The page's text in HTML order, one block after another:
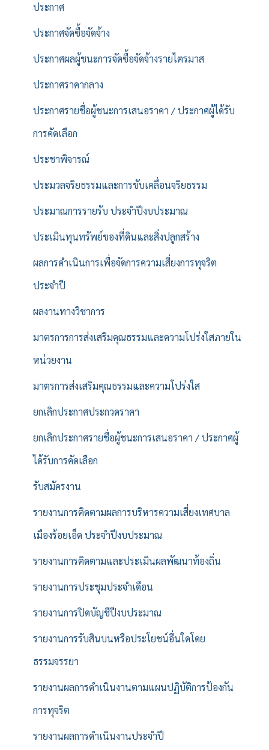
ประกาศ
ประกาศจัดซื้อจัดจ้าง
ประกาศผลผู้ชนะการจัดซื้อจัดจ้างรายไตรมาส
ประกาศราคากลาง
ประกาศรายชื่อผู้ชนะการเสนอราคา / ประกาศผู้ได้รับ
การคัดเลือก
ประชาพิจารณ์
ประมวลจริยธรรมและการขับเคลื่อนจริยธรรม
ประมาณการรายรับ ประจำปีงบประมาณ
ประเมินทุนทรัพย์ของที่ดินและสิ่งปลูกสร้าง
ผลการดำเนินการเพื่อจัดการความเสี่ยงการทุจริต
ประจำปี
ผลงานทางวิชาการ
มาตรการการส่งเสริมคุณธรรมและความโปร่งใสภายใน
หน่วยงาน
มาตรการส่งเสริมคุณธรรมและความโปร่งใส
ยกเลิกประกาศประกวดราคา
ยกเลิกประกาศรายชื่อผู้ชนะการเสนอราคา / ประกาศผู้
ได้รับการคัดเลือก
รับสมัครงาน
รายงานการติดตามผลการบริหารความเสี่ยงเทศบาล
เมืองร้อยเอ็ด ประจำปีงบประมาณ
รายงานการติดตามและประเมินผลพัฒนาท้องถิ่น
รายงานการประชุมประจำเดือน
รายงานการปิดบัญชีปีงบประมาณ
รายงานการรับสินบนหรือประโยชน์อื่นใดโดย
ธรรมจรรยา
รายงานผลการดำเนินงานตามแผนปฏิบัติการป้องกัน
การทุจริต
รายงานผลการดำเนินงานประจำปี